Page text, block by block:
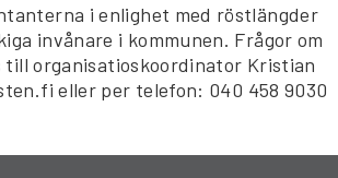
i enlighet med röstlängder
invånare i kommunen. Frågor om
organisatioskoordinator Kristian
eller per telefon: 040 458 9030